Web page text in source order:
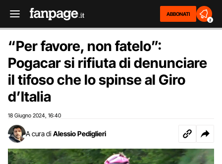
ABBONATI
2
“Per favore, non fatelo”:
Pogacar si rifiuta di denunciare
il tifoso che lo spinse al Giro
d’Italia
18 Giugno 2024 16:40
A cura di Alessio Pediglieri